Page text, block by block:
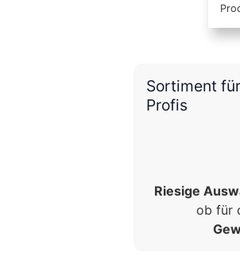
Sortiment
Profis
Riesige
ob für